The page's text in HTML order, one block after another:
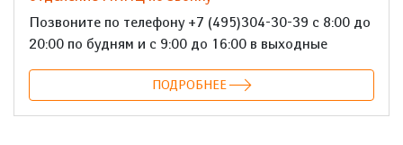
Позвоните по телефону +7 (495)304-30-39 с 8:00 до
20:00 по будням и с 9:00 до 16:00 в выходные
ПОДРОБНЕЕ